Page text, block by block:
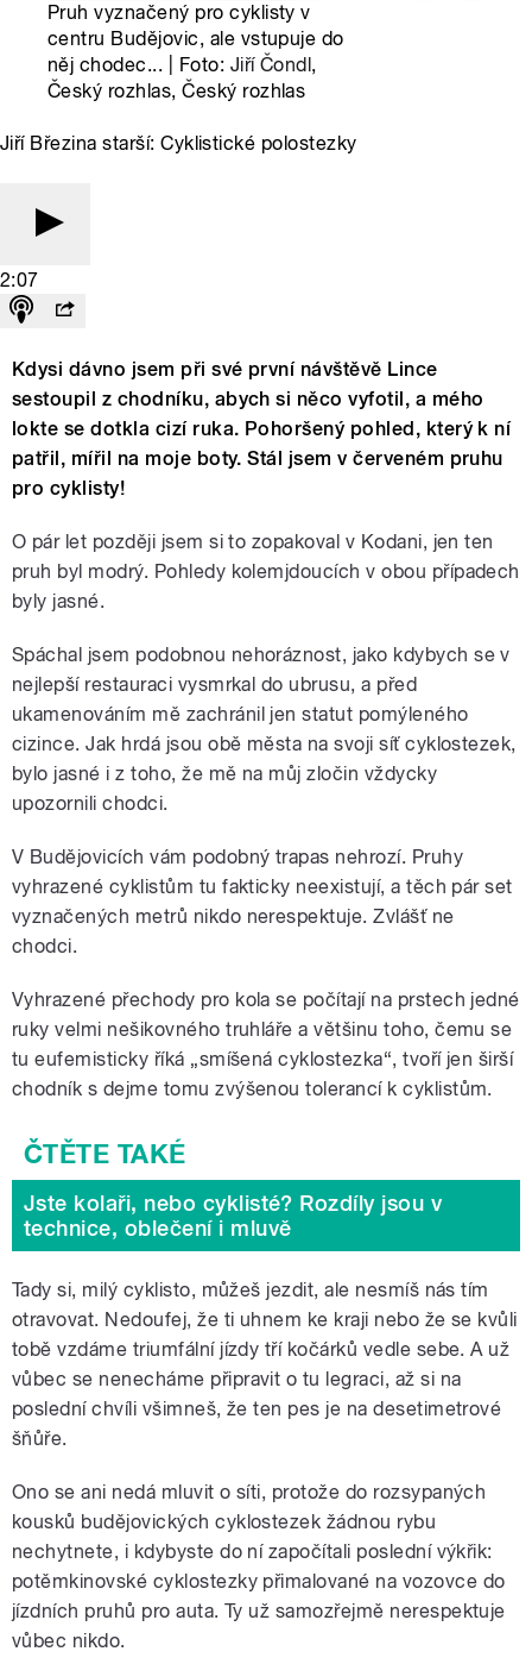
Pruh vyznačený pro cyklisty v
centru Budějovic, ale vstupuje do
něj chodec... | Foto: Jiří Čondl,
Český rozhlas, Český rozhlas
Jiří Březina starší: Cyklistické polostezky
2:07
Kdysi dávno jsem při své první návštěvě Lince
sestoupil z chodníku, abych si něco vyfotil, a mého
lokte se dotkla cizí ruka. Pohoršený pohled, který k ní
patřil, mířil na moje boty. Stál jsem v červeném pruhu
pro cyklisty!
O pár let později jsem si to zopakoval v Kodani, jen ten
pruh byl modrý. Pohledy kolemjdoucích v obou případech
byly jasné.
Spáchal jsem podobnou nehoráznost, jako kdybych se v
nejlepší restauraci vysmrkal do ubrusu, a před
ukamenováním mě zachránil jen statut pomýleného
cizince. Jak hrdá jsou obě města na svoji síť cyklostezek,
bylo jasné i z toho, že mě na můj zločin vždycky
upozornili chodci.
V Budějovicích vám podobný trapas nehrozí. Pruhy
vyhrazené cyklistům tu fakticky neexistují, a těch pár set
vyznačených metrů nikdo nerespektuje. Zvlášť ne
chodci.
Vyhrazené přechody pro kola se počítají na prstech jedné
ruky velmi nešikovného truhláře a většinu toho, čemu se
tu eufemisticky říká „smíšená cyklostezka“, tvoří jen širší
chodník s dejme tomu zvýšenou tolerancí k cyklistům.
Jste kolaři, nebo cyklisté? Rozdíly jsou v
technice, oblečení i mluvě
Tady si, milý cyklisto, můžeš jezdit, ale nesmíš nás tím
otravovat. Nedoufej, že ti uhnem ke kraji nebo že se kvůli
tobě vzdáme triumfální jízdy tří kočárků vedle sebe. A už
vůbec se nenecháme připravit o tu legraci, až si na
poslední chvíli všimneš, že ten pes je na desetimetrové
šňůře.
Ono se ani nedá mluvit o síti, protože do rozsypaných
kousků budějovických cyklostezek žádnou rybu
nechytnete, i kdybyste do ní započítali poslední výkřik:
potěmkinovské cyklostezky přimalované na vozovce do
jízdních pruhů pro auta. Ty už samozřejmě nerespektuje
vůbec nikdo.